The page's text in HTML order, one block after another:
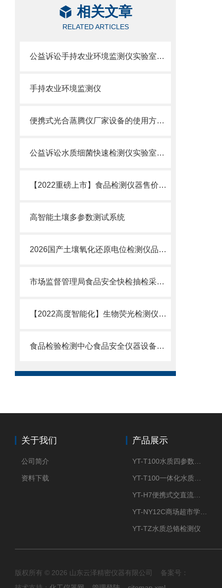
相关文章
RELATED ARTICLES
公益诉讼手持农业环境监测仪实验室建设方案@厂家、价格、品牌、报价
手持农业环境监测仪
便携式光合蒸腾仪厂家设备的使用方法·光合蒸腾仪厂家为您介绍使用方法
公益诉讼水质细菌快速检测仪实验室建设方案@厂家、价格、品牌、报价
【2022重磅上市】食品检测仪器售价生产厂家哪个品牌好？多少钱一台？
高智能土壤多参数测试系统
2026国产土壤氧化还原电位检测仪品牌服务商权-威品牌推荐
市场监督管理局食品安全快检抽检采购设备清单厂家行业分析报告
【2022高度智能化】生物荧光检测仪@高科技生物荧光检测仪
食品检验检测中心食品安全仪器设备配置方案-选购指南 ​
关于我们
公司简介
资料下载
产品展示
YT-TZ水质总铬检测仪
版权所有 © 2026 山东云泽精密仪器有限公司 备案号：